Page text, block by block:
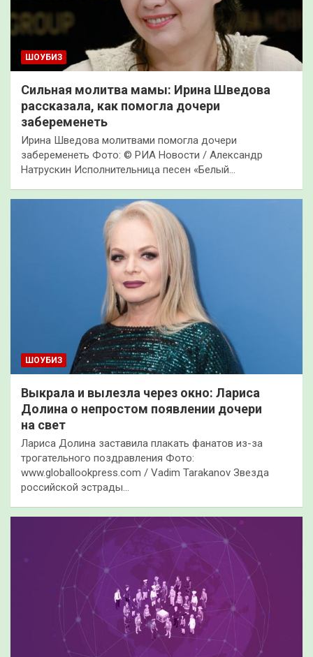
ШОУБИЗ
Сильная молитва мамы: Ирина Шведова
рассказала, как помогла дочери
забеременеть
Ирина Шведова молитвами помогла дочери
забеременеть Фото: © РИА Новости / Александр
Натрускин Исполнительница песен «Белый…
ШОУБИЗ
Выкрала и вылезла через окно: Лариса
Долина о непростом появлении дочери
на свет
Лариса Долина заставила плакать фанатов из-за
трогательного поздравления Фото:
www.globallookpress.com / Vadim Tarakanov Звезда
российской эстрады…